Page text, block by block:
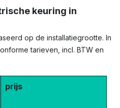
keuring in
op de installatiegrootte. In
tarieven, incl. BTW en
prijs